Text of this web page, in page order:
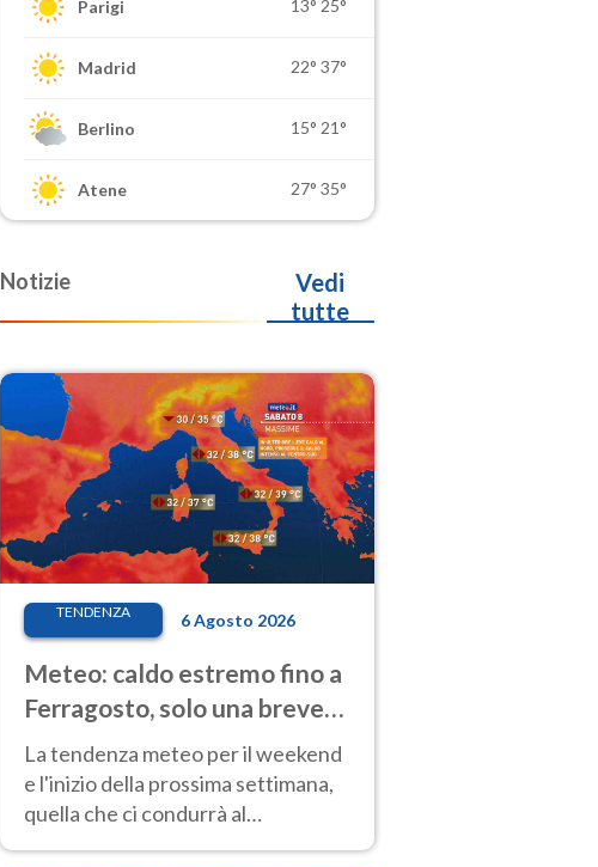
Parigi 13° 25°
Madrid 22° 37°
Berlino 15° 21°
Atene 27° 35°
Notizie
Vedi
tutte
TENDENZA 6 Agosto 2026
Meteo: caldo estremo fino a
Ferragosto, solo una breve
pausa. Ecco dove
La tendenza meteo per il weekend
e l'inizio della prossima settimana,
quella che ci condurrà al